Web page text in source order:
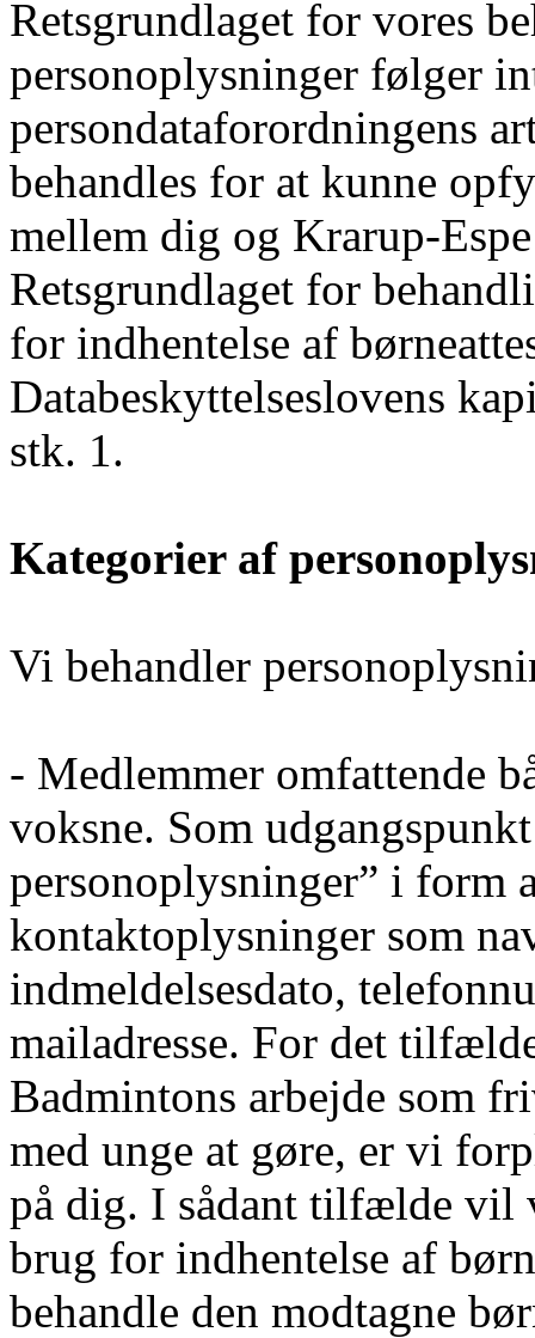
Retsgrundlaget for vores
personoplysninger følger
persondataforordningens
behandles for at kunne
mellem dig og Krarup-
Retsgrundlaget for
for indhentelse af
Databeskyttelseslovens
stk. 1.
Kategorier af
Vi behandler
- Medlemmer omfattende
voksne. Som
personoplysninger” i form
kontaktoplysninger som
indmeldelsesdato,
mailadresse. For det
Badmintons arbejde som
med unge at gøre, er vi
på dig. I sådant tilfælde vil
brug for indhentelse af
behandle den modtagne